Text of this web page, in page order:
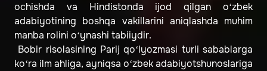
ochishda va Hindistonda ijod qilgan o‘zbek
adabiyotining boshqa vakillarini aniqlashda muhim
manba rolini o‘ynashi tabiiydir.
Bobir risolasining Parij qo‘lyozmasi turli sabablarga
ko‘ra ilm ahliga, ayniqsa o‘zbek adabiyotshunoslariga